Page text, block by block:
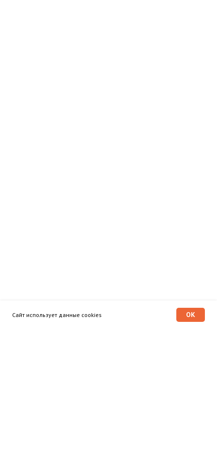
Сайт использует данные cookies OK